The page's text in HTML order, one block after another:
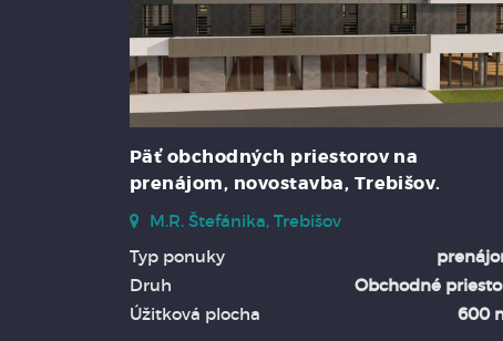
Päť obchodných priestorov na
prenájom, novostavba, Trebišov.
M.R. Štefánika, Trebišov
Typ ponuky
Druh
Obchodné
Úžitková plocha
600